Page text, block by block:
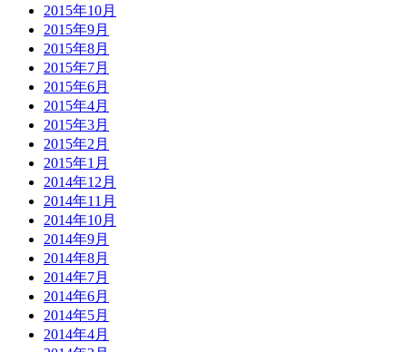
2015年10月
2015年9月
2015年8月
2015年7月
2015年6月
2015年4月
2015年3月
2015年2月
2015年1月
2014年12月
2014年11月
2014年10月
2014年9月
2014年8月
2014年7月
2014年6月
2014年5月
2014年4月